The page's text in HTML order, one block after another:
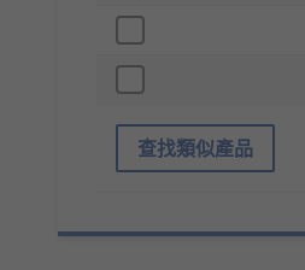
查找類似產品